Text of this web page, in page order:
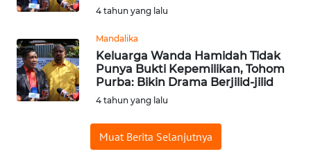
4 tahun yang lalu
Mandalika
Keluarga Wanda Hamidah Tidak
Punya Bukti Kepemilikan, Tohom
Purba: Bikin Drama Berjilid-jilid
4 tahun yang lalu
Muat Berita Selanjutnya
WN
WN
TANGERANG